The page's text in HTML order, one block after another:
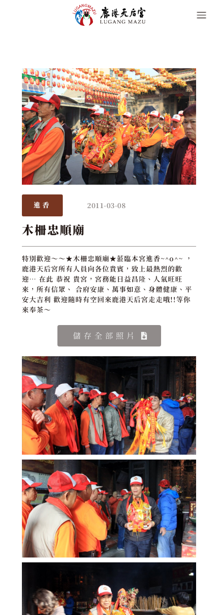
進香 2011-03-08
木柵忠順廟
特別歡迎～～★木柵忠順廟★蒞臨本宮進香~^o^~ ，
鹿港天后宮所有人員向各位貴賓，致上最熱烈的歡
迎… 在此 恭祝 貴宮，宮務能日益昌隆、人氣旺旺
來，所有信眾、 合府安康、萬事如意、身體健康、平
安大吉利 歡迎隨時有空回來鹿港天后宮走走哦!!等你
來奉茶～
儲存全部照片